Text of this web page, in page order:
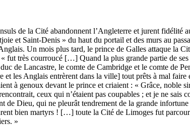
de la Cité abandonnent l’Angleterre et jurent fidélité
et Saint-Denis » du haut du portail et des murs au
Un mois plus tard, le prince de Galles attaque la
fut très courroucé […] Quand la plus grande partie de
de Lancastre, le comte de Cambridge et le comte de
les Anglais entrèrent dans la ville] tout prêts à mal
à genoux devant le prince et criaient : « Grâce, noble
ceux qui n’étaient pas coupables ; et je ne
Dieu, qui ne pleurât tendrement de la grande
bien martyrs ! […] toute la Cité de Limoges fut
»